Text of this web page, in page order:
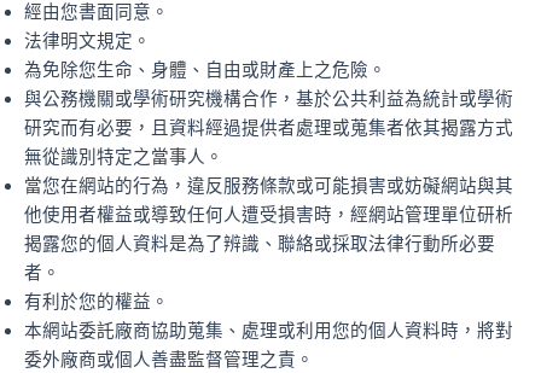
經由您書面同意。
法律明文規定。
為免除您生命、身體、自由或財產上之危險。
與公務機關或學術研究機構合作，基於公共利益為統計或學術
研究而有必要，且資料經過提供者處理或蒐集者依其揭露方式
無從識別特定之當事人。
當您在網站的行為，違反服務條款或可能損害或妨礙網站與其
他使用者權益或導致任何人遭受損害時，經網站管理單位研析
揭露您的個人資料是為了辨識、聯絡或採取法律行動所必要
者。
有利於您的權益。
本網站委託廠商協助蒐集、處理或利用您的個人資料時，將對
委外廠商或個人善盡監督管理之責。